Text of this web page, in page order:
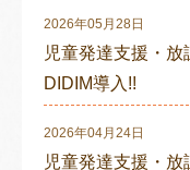
2026年05月28日
児童発達支援・放
DIDIM導入!!
2026年04月24日
児童発達支援・放